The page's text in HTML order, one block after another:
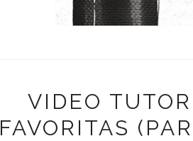
VIDEO
FAVORITAS